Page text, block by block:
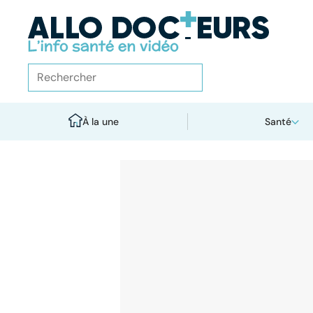
À la une Santé